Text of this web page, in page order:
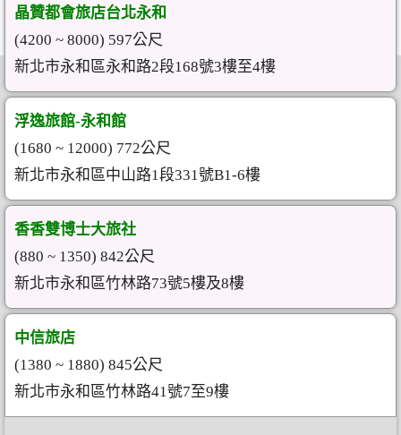
晶贊都會旅店台北永和
(4200 ~ 8000) 597公尺
新北市永和區永和路2段168號3樓至4樓
浮逸旅館-永和館
(1680 ~ 12000) 772公尺
新北市永和區中山路1段331號B1-6樓
香香雙博士大旅社
(880 ~ 1350) 842公尺
新北市永和區竹林路73號5樓及8樓
中信旅店
(1380 ~ 1880) 845公尺
新北市永和區竹林路41號7至9樓